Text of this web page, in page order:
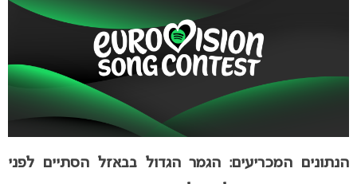
הנתונים המכריעים: הגמר הגדול בבאזל הסתיים לפני